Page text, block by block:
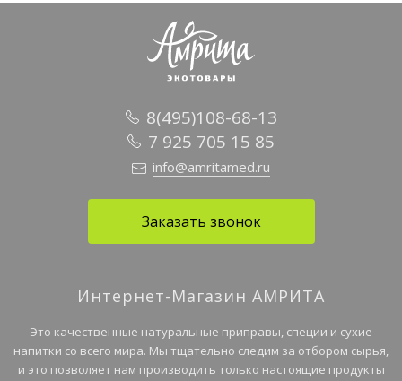
8(495)108-68-13
7 925 705 15 85
info@amritamed.ru
Заказать звонок
Интернет-Магазин АМРИТА
Это качественные натуральные приправы, специи и сухие
напитки со всего мира. Мы тщательно следим за отбором сырья,
и это позволяет нам производить только настоящие продукты